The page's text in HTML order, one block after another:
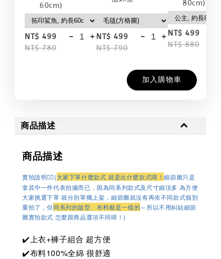
60cm)
NT$ 499
NT$ 780
- + NT$ 499
NT$ 790
- +
80cm)
NT$ 499
NT$ 880
加入購物車
商品描述
商品描述
實拍說明👉🏻(大家下單什麼款式 就是出什麼款式唷！細節圖只是
拿其中一件代表拍攝而已，因為同系列款式及尺寸細項多 為方便
大家挑選下單 就分別單獨上架，細節圖就沒有再依不同款式個別
重拍了，但同系列的版型、布料都是一樣的～所以不用糾結細節
圖實拍款式 怎麼跟商品選項不同唷！)
✔️上衣+褲子組合 超方便
✔️布料100%全綿 很舒適